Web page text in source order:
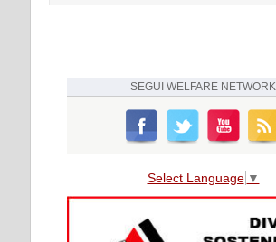
SEGUI WELFARE NETWORK
Select Language ▼